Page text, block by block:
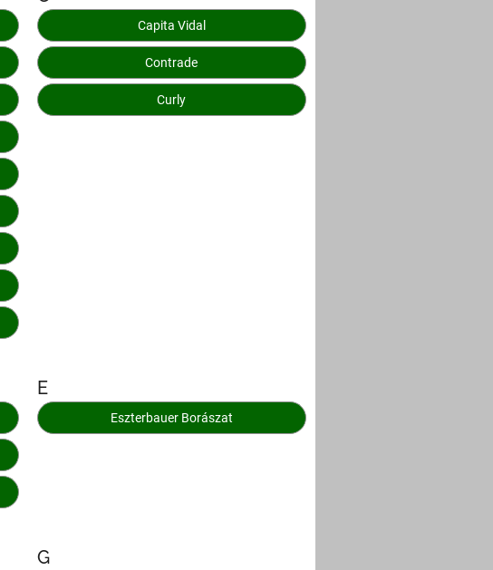
Capita Vidal
Contrade
Curly
E
Eszterbauer Borászat
G